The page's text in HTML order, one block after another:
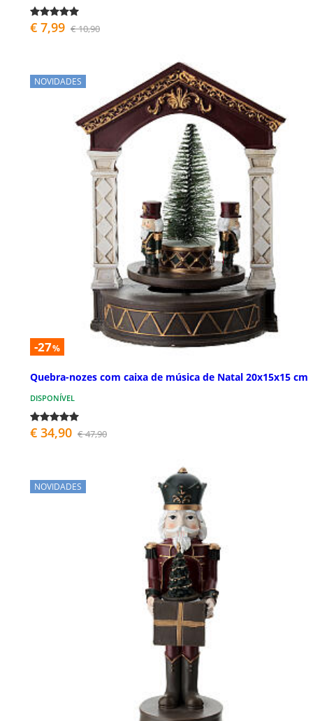
€ 7,99 € 10,90
NOVIDADES
-27%
Quebra-nozes com caixa de música de Natal 20x15x15 cm
DISPONÍVEL
€ 34,90 € 47,90
NOVIDADES